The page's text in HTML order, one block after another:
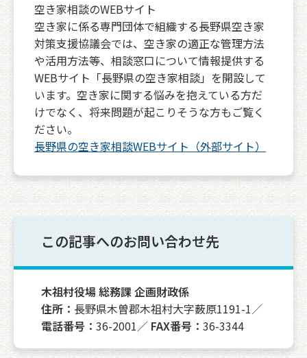
空き家相談のWEBサイト
空き家に係る専門団体で組織する長野県空き家
対策支援協議会では、空き家の適正な管理方法
や活用方法等、相談窓口について情報提供する
WEBサイト「長野県の空き家相談」を開設して
います。空き家に関する悩みを抱えている方だ
けでなく、将来問題が起こりそうな方もご覧く
ださい。
長野県の空き家相談WEBサイト（外部サイト）
この記事へのお問い合わせ先
木祖村役場 総務課 企画財政係
住所： 長野県木曽郡木祖村大字薮原1191-1／
電話番号： 36-2001／ FAX番号： 36-3344